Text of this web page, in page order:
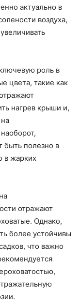
актуально в
воздуха,
роль в
цвета, такие как
нагрев крыши и,
быть полезно в
в жарких
отражают
Однако,
более устойчивы
что важно